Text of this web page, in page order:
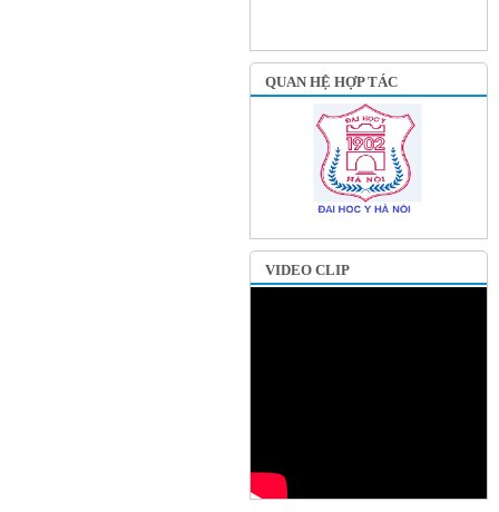
QUAN HỆ HỢP TÁC
VIDEO CLIP